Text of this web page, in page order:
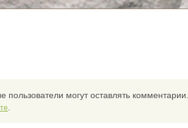
пользователи могут оставлять комментарии.